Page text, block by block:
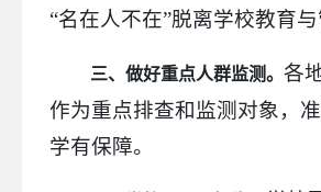
“名在人不在”脱离学校教育
三、做好重点人群监测。各
作为重点排查和监测对象，
学有保障。